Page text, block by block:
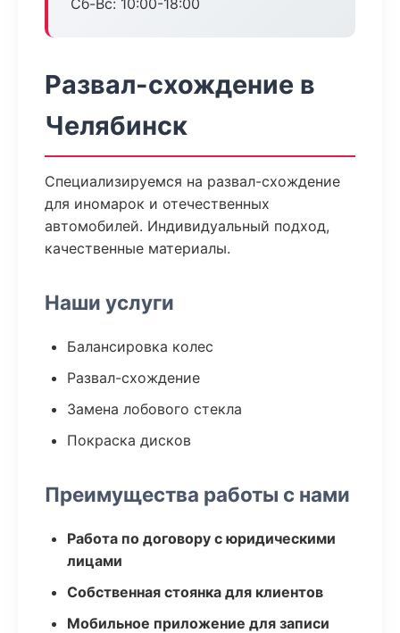
Сб-Вс: 10:00-18:00
Развал-схождение в
Челябинск
Специализируемся на развал-схождение
для иномарок и отечественных
автомобилей. Индивидуальный подход,
качественные материалы.
Наши услуги
Балансировка колес
Развал-схождение
Замена лобового стекла
Покраска дисков
Преимущества работы с нами
Работа по договору с юридическими
лицами
Собственная стоянка для клиентов
Мобильное приложение для записи